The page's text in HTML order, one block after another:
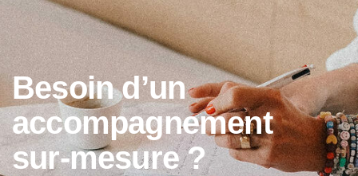
Besoin d’un
accompagnement
sur-mesure ?